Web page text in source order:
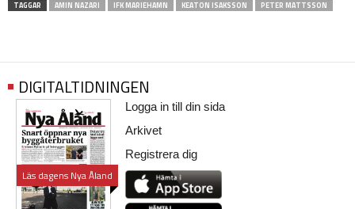
TAGGAR AMIN NAZARI IFK MARIEHAMN KEATON ISAKSSON PETER MATTSSON
DIGITALTIDNINGEN
Läs dagens Nya Åland
Logga in till din sida
Arkivet
Registrera dig